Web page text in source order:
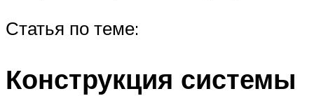
Статья по теме:
Конструкция системы